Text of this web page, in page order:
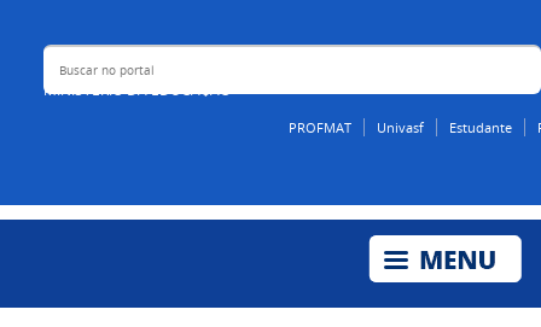
MINISTÉRIO DA EDUCAÇÃO
PROFMAT Univasf Estudante